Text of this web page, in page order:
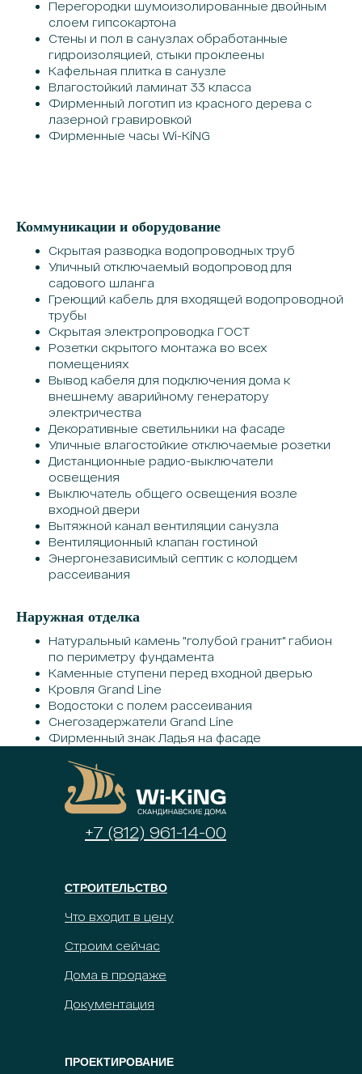
Перегородки шумоизолированные двойным
слоем гипсокартона
Стены и пол в санузлах обработанные
гидроизоляцией, стыки проклеены
Кафельная плитка в санузле
Влагостойкий ламинат 33 класса
Фирменный логотип из красного дерева с
лазерной гравировкой
Фирменные часы Wi-KiNG
Коммуникации и оборудование
Скрытая разводка водопроводных труб
Уличный отключаемый водопровод для
садового шланга
Греющий кабель для входящей водопроводной
трубы
Скрытая электропроводка ГОСТ
Розетки скрытого монтажа во всех
помещениях
Вывод кабеля для подключения дома к
внешнему аварийному генератору
электричества
Декоративные светильники на фасаде
Уличные влагостойкие отключаемые розетки
Дистанционные радио-выключатели
освещения
Выключатель общего освещения возле
входной двери
Вытяжной канал вентиляции санузла
Вентиляционный клапан гостиной
Энергонезависимый септик с колодцем
рассеивания
Наружная отделка
Натуральный камень "голубой гранит" габион
по периметру фундамента
Каменные ступени перед входной дверью
Кровля Grand Line
Водостоки с полем рассеивания
Снегозадержатели Grand Line
Фирменный знак Ладья на фасаде
ПРОЕКТИРОВАНИЕ
Документация
Дома в продаже
Строим сейчас
Что входит в цену
СТРОИТЕЛЬСТВО
+7 (812) 961-14-00